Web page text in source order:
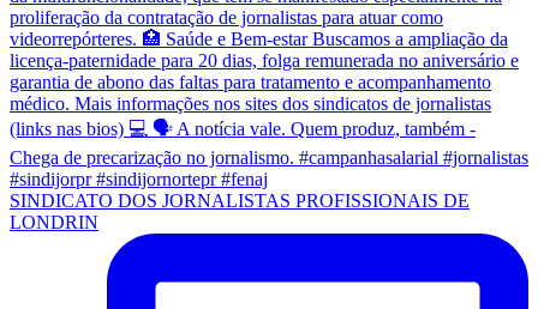
SINDICATO DOS JORNALISTAS PROFISSIONAIS DE
LONDRIN